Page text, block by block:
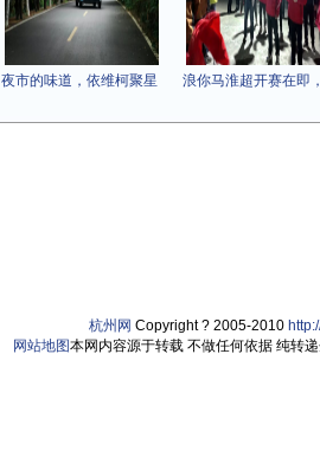
夜市的味道，依维柯聚星 浪你马淮超开赛在即
杭州网 Copyright ? 2005-2010
网站地图本网内容源于转载 不做任何依据 纯转